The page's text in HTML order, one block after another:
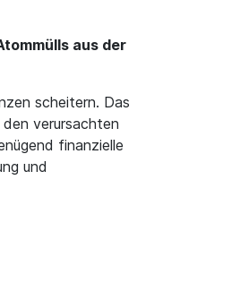
aus der
scheitern. Das
verursachten
finanzielle
und